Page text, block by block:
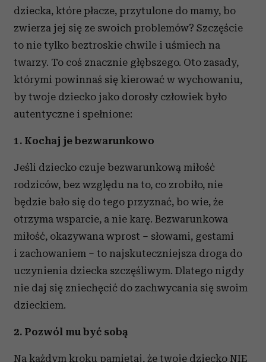
dziecka, które płacze, przytulone do mamy, bo
zwierza jej się ze swoich problemów? Szczęście
to nie tylko beztroskie chwile i uśmiech na
twarzy. To coś znacznie głębszego. Oto zasady,
którymi powinnaś się kierować w wychowaniu,
by twoje dziecko jako dorosły człowiek było
autentyczne i spełnione:
1. Kochaj je bezwarunkowo
Jeśli dziecko czuje bezwarunkową miłość
rodziców, bez względu na to, co zrobiło, nie
będzie bało się do tego przyznać, bo wie, że
otrzyma wsparcie, a nie karę. Bezwarunkowa
miłość, okazywana wprost – słowami, gestami
i zachowaniem – to najskuteczniejsza droga do
uczynienia dziecka szczęśliwym. Dlatego nigdy
nie daj się zniechęcić do zachwycania się swoim
dzieckiem.
2. Pozwól mu być sobą
Na każdym kroku pamiętaj, że twoje dziecko NIE